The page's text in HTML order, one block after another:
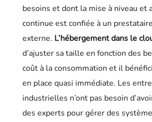
besoins et dont la mise à niveau et
continue est confiée à un prestataire
externe. L’hébergement dans le
d’ajuster sa taille en fonction des
coût à la consommation et il
en place quasi immédiate. Les
industrielles n’ont pas besoin
des experts pour gérer des